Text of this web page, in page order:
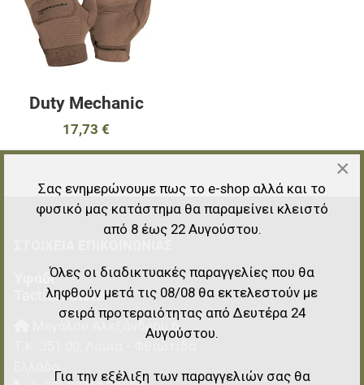
Duty Mechanic
17,73 €
Υφάδι
Tactical Store
Μεγάλου Αλεξάνδρου 6
Λαμία - Φθιώτιδα
×
Σας ενημερώνουμε πως το e-shop αλλά και το
φυσικό μας κατάστημα θα παραμείνει κλειστό
από 8 έως 22 Αυγούστου.
Όλες οι διαδικτυακές παραγγελίες που θα
ληφθούν μετά τις 08/08 θα εκτελεστούν με
σειρά προτεραιότητας από Δευτέρα 24
Αυγούστου.
Για την εξέλιξη των παραγγελιών σας θα